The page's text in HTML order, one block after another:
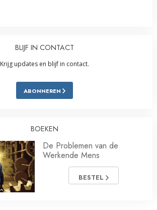
BLIJF IN CONTACT
Krijg updates en blijf in contact.
ABONNEREN
BOEKEN
De Problemen van de
Werkende Mens
BESTEL